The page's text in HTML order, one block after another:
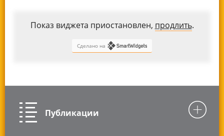
Показ виджета приостановлен, продлить.
Сделано на
Публикации